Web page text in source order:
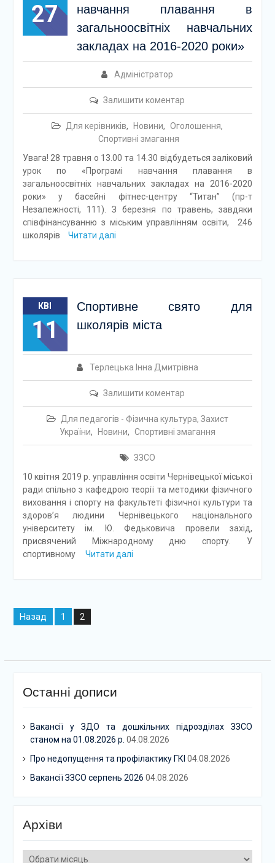
27
навчання плавання в
загальноосвітніх навчальних
закладах на 2016-2020 роки»
Адміністратор
Залишити коментар
Для керівників, Новини, Оголошення,
Спортивні змагання
Увага! 28 травня о 13.00 та 14.30 відбудеться заліковий
урок по «Програмі навчання плавання в
загальноосвітніх навчальних закладах на 2016-2020
роки» у басейні фітнес-центру “Титан” (пр-т
Незалежності, 111). З березня по травень, завдяки
співфінансуванню з міським управлінням освіти, 246
школярів
Читати далі
КВІ
11
Спортивне свято для
школярів міста
Терлецька Інна Дмитрівна
Залишити коментар
Для педагогів - Фізична культура, Захист
України, Новини, Спортивні змагання
ЗЗСО
10 квітня 2019 р. управління освіти Чернівецької міської
ради спільно з кафедрою теорії та методики фізичного
виховання і спорту на факультеті фізичної культури та
здоров’я людини Чернівецького національного
університету ім. Ю. Федьковича провели захід,
присвячений Міжнародному дню спорту. У
спортивному
Читати далі
Навігація
записів
Назад 1 2
Останні дописи
Вакансії у ЗДО та дошкільних підрозділах ЗЗСО
станом на 01.08.2026 р. 04.08.2026
Про недопущення та профілактику ГКІ 04.08.2026
Вакансії ЗЗСО серпень 2026 04.08.2026
Архіви
Архіви